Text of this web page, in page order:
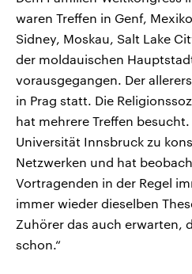
waren Treffen in Genf,
Sidney, Moskau, Salt Lake
der moldauischen
vorausgegangen. Der
in Prag statt. Die
hat mehrere Treffen
Universität Innsbruck zu
Netzwerken und hat
Vortragenden in der Regel
immer wieder dieselben
Zuhörer das auch erwarten,
schon.“